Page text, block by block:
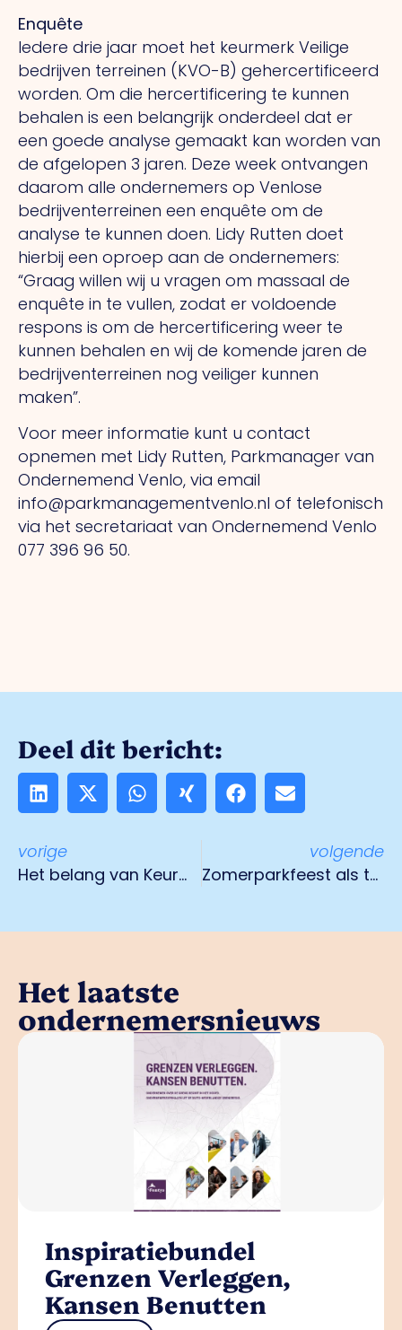
Enquête
Iedere drie jaar moet het keurmerk Veilige
bedrijven terreinen (KVO-B) gehercertificeerd
worden. Om die hercertificering te kunnen
behalen is een belangrijk onderdeel dat er
een goede analyse gemaakt kan worden van
de afgelopen 3 jaren. Deze week ontvangen
daarom alle ondernemers op Venlose
bedrijventerreinen een enquête om de
analyse te kunnen doen. Lidy Rutten doet
hierbij een oproep aan de ondernemers:
“Graag willen wij u vragen om massaal de
enquête in te vullen, zodat er voldoende
respons is om de hercertificering weer te
kunnen behalen en wij de komende jaren de
bedrijventerreinen nog veiliger kunnen
maken”.
Voor meer informatie kunt u contact
opnemen met Lidy Rutten, Parkmanager van
Ondernemend Venlo, via email
info@parkmanagementvenlo.nl of telefonisch
via het secretariaat van Ondernemend Venlo
077 396 96 50.
Deel dit bericht:
vorige
Het belang van Keurmerk Veilig Ondernemen
volgende
Zomerparkfeest als testlocatie
Het laatste
ondernemersnieuws
Inspiratiebundel
Grenzen Verleggen,
Kansen Benutten